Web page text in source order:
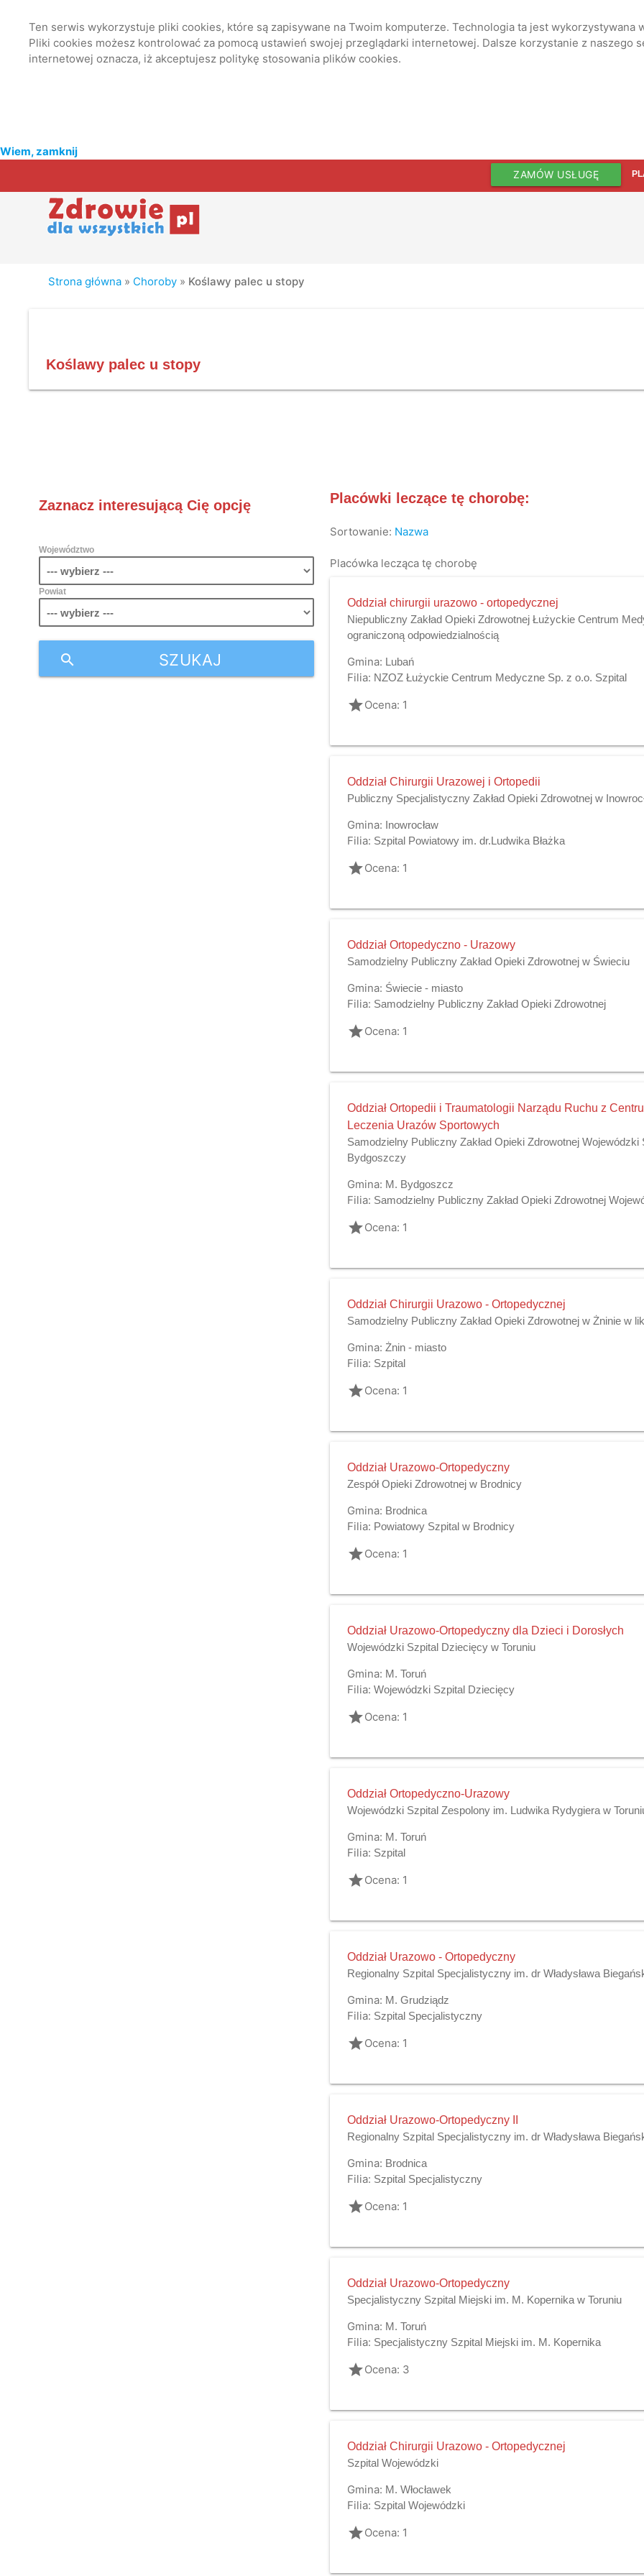
Ten serwis wykorzystuje pliki cookies, które są zapisywane na Twoim komputerze. Technologia ta jest
Pliki cookies możesz kontrolować za pomocą ustawień swojej przeglądarki internetowej. Dalsze korzystanie z
internetowej oznacza, iż akceptujesz politykę stosowania plików cookies.
Wiem, zamknij
ZAMÓW USŁUGĘ
Strona główna » Choroby » Koślawy palec u stopy
Koślawy palec u stopy
Zaznacz interesującą Cię opcję
Województwo
Powiat
SZUKAJ
search
Placówki leczące tę chorobę:
Sortowanie: Nazwa
Placówka lecząca tę chorobę
Oddział chirurgii urazowo - ortopedycznej
Niepubliczny Zakład Opieki Zdrowotnej Łużyckie Centrum
ograniczoną odpowiedzialnością
Gmina: Lubań
Filia: NZOZ Łużyckie Centrum Medyczne Sp. z o.o. Szpital
gradeOcena: 1
Oddział Chirurgii Urazowej i Ortopedii
Publiczny Specjalistyczny Zakład Opieki Zdrowotnej w
Gmina: Inowrocław
Filia: Szpital Powiatowy im. dr.Ludwika Błażka
gradeOcena: 1
Oddział Ortopedyczno - Urazowy
Samodzielny Publiczny Zakład Opieki Zdrowotnej w Świeciu
Gmina: Świecie - miasto
Filia: Samodzielny Publiczny Zakład Opieki Zdrowotnej
gradeOcena: 1
Oddział Ortopedii i Traumatologii Narządu Ruchu z
Leczenia Urazów Sportowych
Samodzielny Publiczny Zakład Opieki Zdrowotnej
Bydgoszczy
Gmina: M. Bydgoszcz
Filia: Samodzielny Publiczny Zakład Opieki Zdrowotnej
gradeOcena: 1
Oddział Chirurgii Urazowo - Ortopedycznej
Samodzielny Publiczny Zakład Opieki Zdrowotnej w Żninie w
Gmina: Żnin - miasto
Filia: Szpital
gradeOcena: 1
Oddział Urazowo-Ortopedyczny
Zespół Opieki Zdrowotnej w Brodnicy
Gmina: Brodnica
Filia: Powiatowy Szpital w Brodnicy
gradeOcena: 1
Oddział Urazowo-Ortopedyczny dla Dzieci i Dorosłych
Wojewódzki Szpital Dziecięcy w Toruniu
Gmina: M. Toruń
Filia: Wojewódzki Szpital Dziecięcy
gradeOcena: 1
Oddział Ortopedyczno-Urazowy
Wojewódzki Szpital Zespolony im. Ludwika Rydygiera w
Gmina: M. Toruń
Filia: Szpital
gradeOcena: 1
Oddział Urazowo - Ortopedyczny
Regionalny Szpital Specjalistyczny im. dr Władysława
Gmina: M. Grudziądz
Filia: Szpital Specjalistyczny
gradeOcena: 1
Oddział Urazowo-Ortopedyczny II
Regionalny Szpital Specjalistyczny im. dr Władysława
Gmina: Brodnica
Filia: Szpital Specjalistyczny
gradeOcena: 1
Oddział Urazowo-Ortopedyczny
Specjalistyczny Szpital Miejski im. M. Kopernika w Toruniu
Gmina: M. Toruń
Filia: Specjalistyczny Szpital Miejski im. M. Kopernika
gradeOcena: 3
Oddział Chirurgii Urazowo - Ortopedycznej
Szpital Wojewódzki
Gmina: M. Włocławek
Filia: Szpital Wojewódzki
gradeOcena: 1